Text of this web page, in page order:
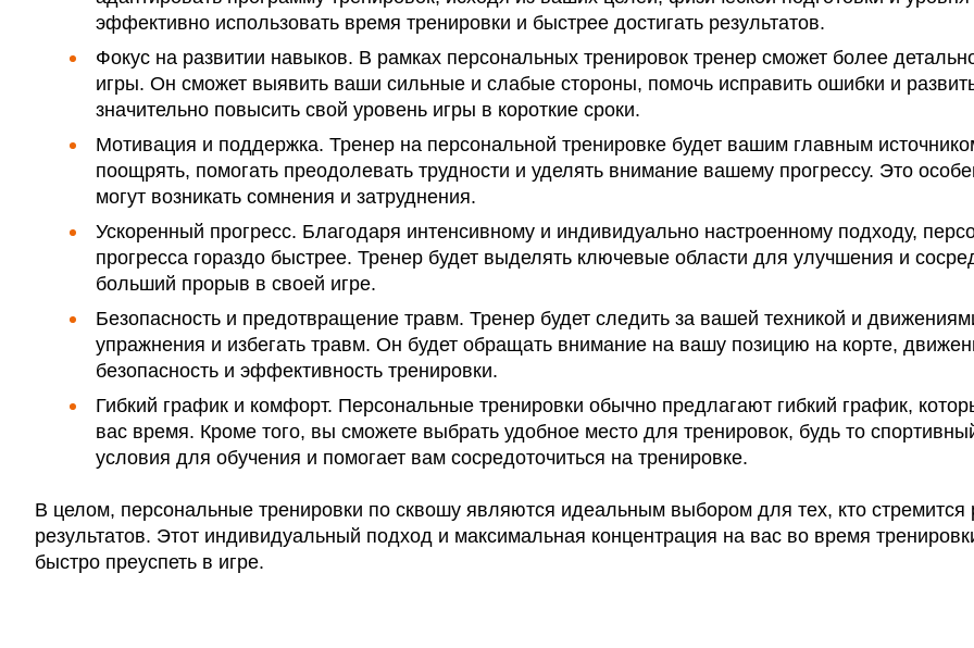
эффективно использовать время тренировки и быстрее достигать результатов.
Фокус на развитии навыков. В рамках персональных тренировок тренер сможет более
игры. Он сможет выявить ваши сильные и слабые стороны, помочь исправить ошибки и
значительно повысить свой уровень игры в короткие сроки.
Мотивация и поддержка. Тренер на персональной тренировке будет вашим главным
поощрять, помогать преодолевать трудности и уделять внимание вашему прогрессу. Это
могут возникать сомнения и затруднения.
Ускоренный прогресс. Благодаря интенсивному и индивидуально настроенному подходу,
прогресса гораздо быстрее. Тренер будет выделять ключевые области для улучшения и
больший прорыв в своей игре.
Безопасность и предотвращение травм. Тренер будет следить за вашей техникой и
упражнения и избегать травм. Он будет обращать внимание на вашу позицию на корте,
безопасность и эффективность тренировки.
Гибкий график и комфорт. Персональные тренировки обычно предлагают гибкий график,
вас время. Кроме того, вы сможете выбрать удобное место для тренировок, будь то
условия для обучения и помогает вам сосредоточиться на тренировке.
В целом, персональные тренировки по сквошу являются идеальным выбором для тех, кто стремится
результатов. Этот индивидуальный подход и максимальная концентрация на вас во время
быстро преуспеть в игре.